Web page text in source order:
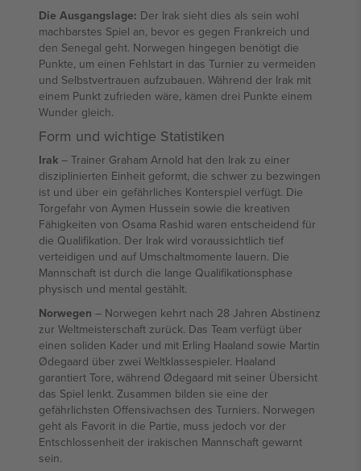
Die Ausgangslage: Der Irak sieht dies als sein wohl
machbarstes Spiel an, bevor es gegen Frankreich und
den Senegal geht. Norwegen hingegen benötigt die
Punkte, um einen Fehlstart in das Turnier zu vermeiden
und Selbstvertrauen aufzubauen. Während der Irak mit
einem Punkt zufrieden wäre, kämen drei Punkte einem
Wunder gleich.
Form und wichtige Statistiken
Irak – Trainer Graham Arnold hat den Irak zu einer
disziplinierten Einheit geformt, die schwer zu bezwingen
ist und über ein gefährliches Konterspiel verfügt. Die
Torgefahr von Aymen Hussein sowie die kreativen
Fähigkeiten von Osama Rashid waren entscheidend für
die Qualifikation. Der Irak wird voraussichtlich tief
verteidigen und auf Umschaltmomente lauern. Die
Mannschaft ist durch die lange Qualifikationsphase
physisch und mental gestählt.
Norwegen – Norwegen kehrt nach 28 Jahren Abstinenz
zur Weltmeisterschaft zurück. Das Team verfügt über
einen soliden Kader und mit Erling Haaland sowie Martin
Ødegaard über zwei Weltklassespieler. Haaland
garantiert Tore, während Ødegaard mit seiner Übersicht
das Spiel lenkt. Zusammen bilden sie eine der
gefährlichsten Offensivachsen des Turniers. Norwegen
geht als Favorit in die Partie, muss jedoch vor der
Entschlossenheit der irakischen Mannschaft gewarnt
sein.